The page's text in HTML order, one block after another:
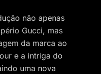
não apenas
Gucci, mas
da marca ao
e a intriga do
uma nova